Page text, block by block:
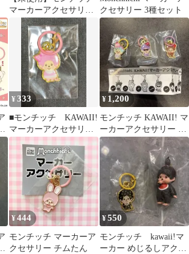
マーカーアクセサリー
タヌタヌ
クセサリー 3種セット
¥333
■モンチッチ KAWAII!
マーカーアクセサリ
ー リボン ガチャ
¥ 1,200
モンチッチ KAWAII! マ
ーカーアクセサリー 3
種セット
¥444
モンチッチ マーカーア
クセサリー チムたん
¥550
モンチッチ kawaii!マ
ーカー めじるしアクセ